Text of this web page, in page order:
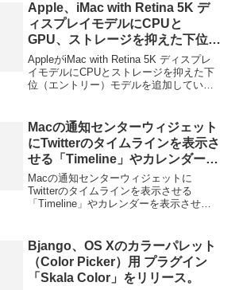
Apple、iMac with Retina 5K デ
ィスプレイモデルにCPUと
GPU、ストレージを抑えた下位モ
デルを追加。
AppleがiMac with Retina 5K ディスプレ
イモデルにCPUとストレージを抑えた下
位（エントリー）モデルを追加していま
Macの通知センターウィジェット
にTwitterのタイムラインを表示さ
せる「Timeline」やカレンダーを
追加できる「MonthlyCal」など
が無料セール中。
Macの通知センターウィジェットに
Twitterのタイムラインを表示させる
「Timeline」やカレンダーを表示させる
Bjango、OS Xのカラーパレット
（Color Picker）用 プラグイン
「Skala Color」をリリース。